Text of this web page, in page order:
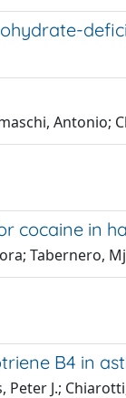
Antonio;
cocaine in
Tabernero, Mj
B4 in
Peter J.;